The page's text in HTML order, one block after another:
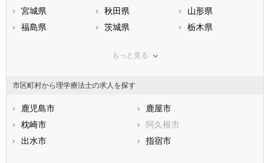
宮城県
秋田県
山形県
福島県
茨城県
栃木県
神奈川県
石川県
福井県
静岡県
滋賀県
兵庫県
もっと見る
市区町村から理学療法士の求人を探す
鹿児島市
鹿屋市
枕崎市
阿久根市
出水市
指宿市